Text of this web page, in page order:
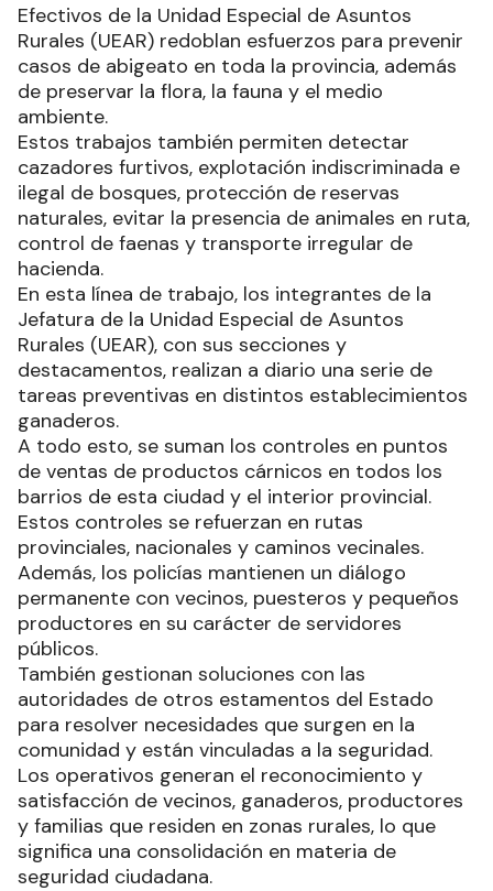
Efectivos de la Unidad Especial de Asuntos
Rurales (UEAR) redoblan esfuerzos para prevenir
casos de abigeato en toda la provincia, además
de preservar la flora, la fauna y el medio
ambiente.
Estos trabajos también permiten detectar
cazadores furtivos, explotación indiscriminada e
ilegal de bosques, protección de reservas
naturales, evitar la presencia de animales en ruta,
control de faenas y transporte irregular de
hacienda.
En esta línea de trabajo, los integrantes de la
Jefatura de la Unidad Especial de Asuntos
Rurales (UEAR), con sus secciones y
destacamentos, realizan a diario una serie de
tareas preventivas en distintos establecimientos
ganaderos.
A todo esto, se suman los controles en puntos
de ventas de productos cárnicos en todos los
barrios de esta ciudad y el interior provincial.
Estos controles se refuerzan en rutas
provinciales, nacionales y caminos vecinales.
Además, los policías mantienen un diálogo
permanente con vecinos, puesteros y pequeños
productores en su carácter de servidores
públicos.
También gestionan soluciones con las
autoridades de otros estamentos del Estado
para resolver necesidades que surgen en la
comunidad y están vinculadas a la seguridad.
Los operativos generan el reconocimiento y
satisfacción de vecinos, ganaderos, productores
y familias que residen en zonas rurales, lo que
significa una consolidación en materia de
seguridad ciudadana.